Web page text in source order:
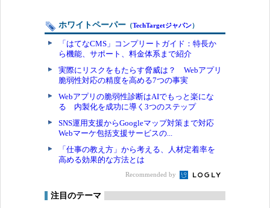
ホワイトペーパー （TechTargetジャパン）
「はてなCMS」コンプリートガイド：特長か
ら機能、サポート、料金体系まで紹介
実際にリスクをもたらす脅威は？ Webアプリ
脆弱性対応の精度を高める7つの事実
Webアプリの脆弱性診断はAIでもっと楽にな
る 内製化を成功に導く3つのステップ
SNS運用支援からGoogleマップ対策まで対応
Webマーケ包括支援サービスの...
「仕事の教え方」から考える、人材定着率を
高める効果的な方法とは
Recommended by
注目のテーマ